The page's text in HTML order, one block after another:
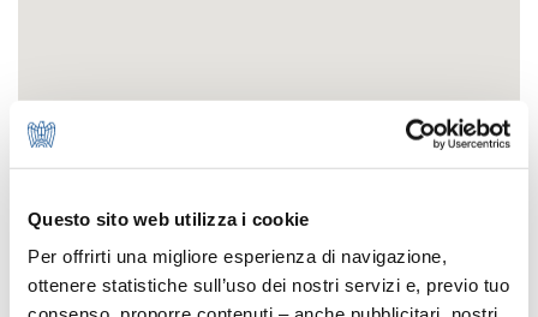
Questo sito web utilizza i cookie
Per offrirti una migliore esperienza di navigazione,
ottenere statistiche sull’uso dei nostri servizi e, previo tuo